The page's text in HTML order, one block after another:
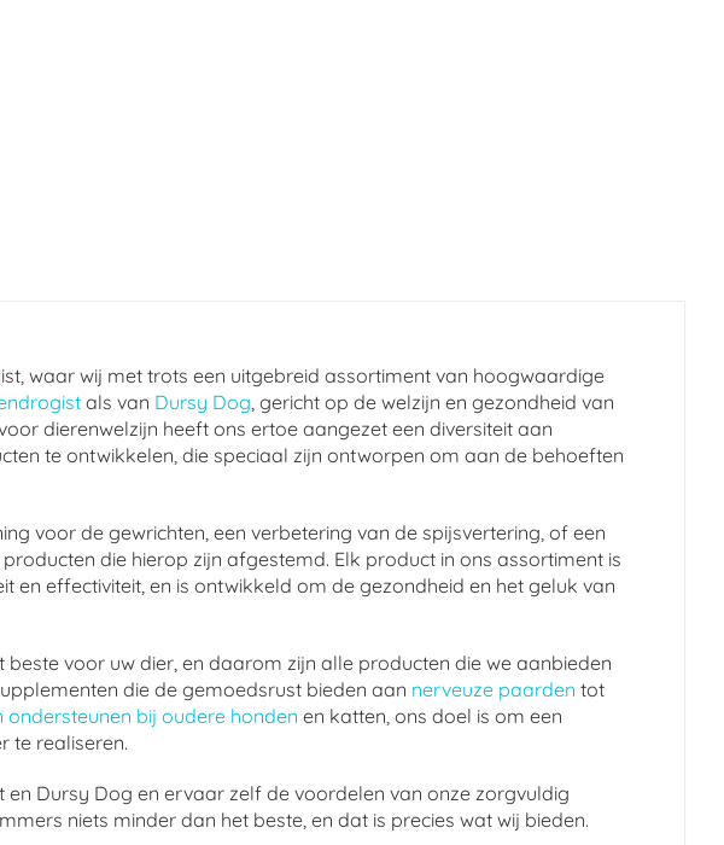
waar wij met trots een uitgebreid assortiment van hoogwaardige
als van Dursy Dog, gericht op de welzijn en gezondheid van
dierenwelzijn heeft ons ertoe aangezet een diversiteit aan
te ontwikkelen, die speciaal zijn ontworpen om aan de behoeften
voor de gewrichten, een verbetering van de spijsvertering, of een
die hierop zijn afgestemd. Elk product in ons assortiment is
en effectiviteit, en is ontwikkeld om de gezondheid en het geluk van
voor uw dier, en daarom zijn alle producten die we aanbieden
die de gemoedsrust bieden aan nerveuze paarden tot
ondersteunen bij oudere honden en katten, ons doel is om een
te realiseren.
Dursy Dog en ervaar zelf de voordelen van onze zorgvuldig
niets minder dan het beste, en dat is precies wat wij bieden.